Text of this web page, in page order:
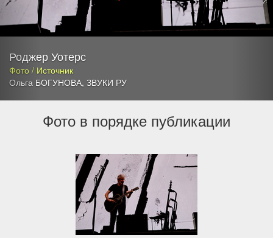
Роджер Уотерс
Фото / Источник
Ольга БОГУНОВА, ЗВУКИ РУ
Фото в порядке публикации